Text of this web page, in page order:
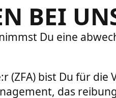
BEI
Du eine
(ZFA) bist Du für
das